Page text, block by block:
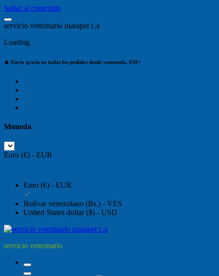
Saltar al contenido
servicio veterinario marapet c.a
Loading
🔥 Envío gratis en todos los pedidos desde venezuela. $50+
Moneda
Euro (€) - EUR
Euro (€) - EUR
Bolívar venezolano (Bs.) - VES
United States dollar ($) - USD
servicio veterinario